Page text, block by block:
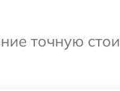
точную